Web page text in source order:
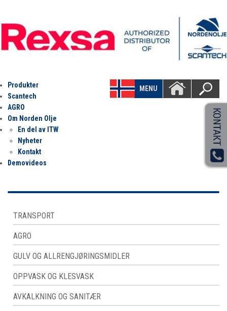
MENU
Produkter
Scantech
AGRO
Om Norden Olje
En del av ITW
Nyheter
Kontakt
Demovideos
TRANSPORT
AGRO
GULV OG ALLRENGJØRINGSMIDLER
OPPVASK OG KLESVASK
AVKALKNING OG SANITÆR